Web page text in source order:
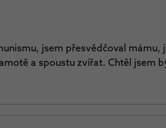
jsem přesvědčoval mámu,
a spoustu zvířat. Chtěl jsem